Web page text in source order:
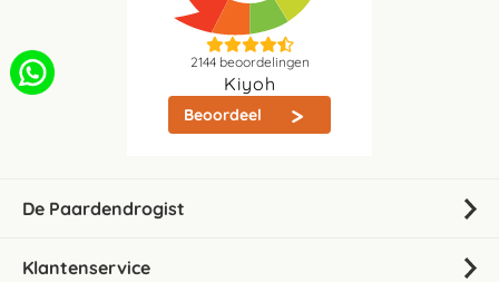
2144beoordelingen
Kiyoh
Beoordeel
De Paardendrogist
Klantenservice